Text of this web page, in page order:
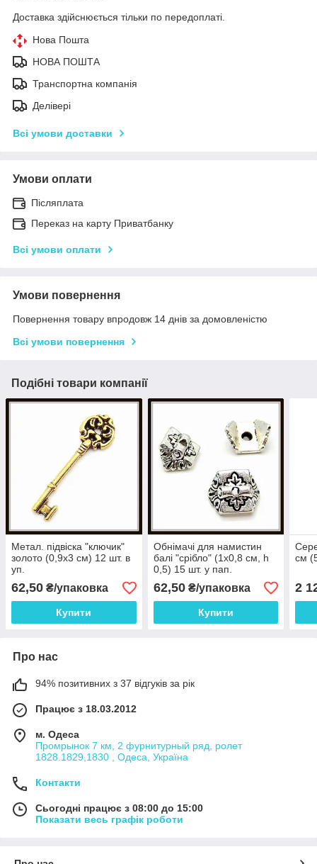
Доставка здійснюється тільки по передоплаті.
Нова Пошта
НОВА ПОШТА
Транспортна компанія
Делівері
Всі умови доставки
Умови оплати
Післяплата
Переказ на карту Приватбанку
Всі умови оплати
Умови повернення
Повернення товару впродовж 14 днів за домовленістю
Всі умови повернення
Подібні товари компанії
Метал. підвіска "ключик"
золото (0,9х3 см) 12 шт. в
уп.
62,50 ₴/упаковка
Купити
Обнімачі для намистин
балі "срібло" (1х0,8 см, h
0,5) 15 шт. у пап.
62,50₴/упаковка
Купити
см
2
Про нас
94% позитивних з 37 відгуків за рік
Працює з 18.03.2012
м. Одеса
Промрынок 7 км, 2 фурнитурный ряд, ролет
1828.1829,1830 , Одеса, Україна
Контакти
Сьогодні працює з 08:00 до 15:00
Показати весь графік роботи